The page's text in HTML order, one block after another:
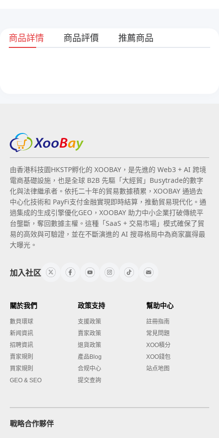
商品詳情 商品評價 推薦商品
由香港科技園HKSTP孵化的 XOOBAY，是先進的 Web3 + AI 跨境
電商基礎設施，也是全球 B2B 先驅「大經貿」Busytrade的數字
化與法律繼承者。依托二十年的貿易數據積累，XOOBAY 通過去
中心化技術和 PayFi支付金融實現即時結算，推動貿易現代化。通
過集成的生成引擎優化GEO，XOOBAY 助力中小企業打破傳統平
台壟斷，奪回數據主權。這種「SaaS + 交易市場」模式確保了貿
易的高效與可驗證，並在不斷演進的 AI 搜尋格局中為商家贏得最
大曝光。
加入社区
關於我們
數貝環球
新闻資訊
招聘資訊
賣家規則
買家規則
GEO & SEO
政策支持
支援政策
賣家政策
退貨政策
產品Blog
合规中心
提交查詢
幫助中心
註冊指南
常見問題
XOO積分
XOO錢包
站点地图
戰略合作夥伴